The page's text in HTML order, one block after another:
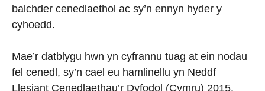
balchder cenedlaethol ac sy’n ennyn hyder y
cyhoedd.
Mae’r datblygu hwn yn cyfrannu tuag at ein nodau
fel cenedl, sy’n cael eu hamlinellu yn Neddf
Llesiant Cenedlaethau’r Dyfodol (Cymru) 2015.